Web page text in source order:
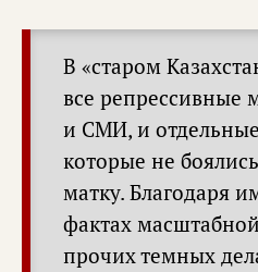
В «старом
все репрессивные
и СМИ, и
которые не
матку. Благодаря
фактах
прочих темных